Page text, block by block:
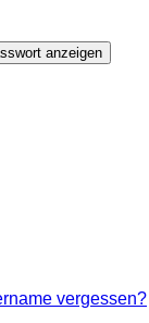
anzeigen
vergessen?